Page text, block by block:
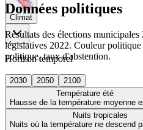
Climat
Horizon temporel
2030 2050
2100
Température été
Hausse de la température moyenne
Nuits tropicales
Nuits où la température ne descend
Données politiques
Résultats des élections
législatives 2022. Couleur
politique, taux d'abstention.